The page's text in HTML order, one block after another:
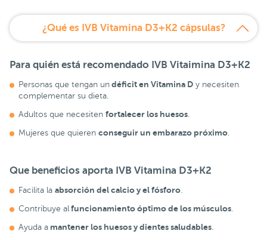
¿Qué es IVB Vitamina D3+K2 cápsulas?
Para quién está recomendado IVB Vitaimina D3+K2
Personas que tengan un déficit en Vitamina D y necesiten
complementar su dieta.
Adultos que necesiten fortalecer los huesos
Mujeres que quieren conseguir un embarazo próximo
Que beneficios aporta IVB Vitamina D3+K2
Facilita la absorción del calcio y el fósforo.
Contribuye al funcionamiento óptimo de los músculos.
Ayuda a mantener los huesos y dientes saludables.